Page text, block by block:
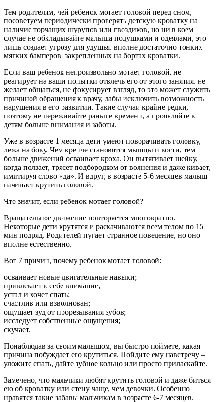
Тем родителям, чей ребенок мотает головой перед сном,
посоветуем периодически проверять детскую кроватку на
наличие торчащих шурупов или гвоздиков, но ни в коем
случае не обкладывайте малыша подушками и одеялами, это
лишь создает угрозу для удушья, вполне достаточно тонких
мягких бамперов, закрепленных на бортах кроватки.
Если ваш ребенок непроизвольно мотает головой, не
реагирует на ваши попытки отвлечь его от этого занятия, не
желает общаться, не фокусирует взгляд, то это может служить
причиной обращения к врачу, дабы исключить возможность
нарушения в его развитии. Такие случаи крайне редки,
поэтому не переживайте раньше времени, а проявляйте к
детям больше внимания и заботы.
Уже в возрасте 1 месяца дети умеют поворачивать головку,
лежа на боку. Чем крепче становятся мышцы и кости, тем
больше движений осваивает кроха. Он вытягивает шейку,
когда ползает, трясет подбородком от волнения и даже кивает,
имитируя слово «да». И вдруг, в возрасте 5-6 месяцев малыш
начинает крутить головой.
Что значит, если ребенок мотает головой?
Вращательное движение повторяется многократно.
Некоторые дети крутятся и раскачиваются всем телом по 15
мин подряд. Родителей пугает странное поведение, но оно
вполне естественно.
Вот 7 причин, почему ребенок мотает головой:
осваивает новые двигательные навыки;
привлекает к себе внимание;
устал и хочет спать;
счастлив или взволнован;
ощущает зуд от прорезывания зубов;
исследует собственные ощущения;
скучает.
Понаблюдав за своим малышом, вы быстро поймете, какая
причина побуждает его крутиться. Пойдите ему навстречу –
уложите спать, дайте зубное кольцо или просто приласкайте.
Замечено, что мальчики любят крутить головой и даже биться
ею об кроватку или стену чаще, чем девочки. Особенно
нравятся такие забавы мальчикам в возрасте 6-7 месяцев.